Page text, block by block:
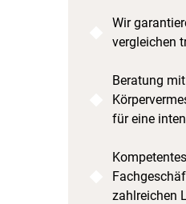
Wir
vergleichen
Beratung
für eine
zahlreichen